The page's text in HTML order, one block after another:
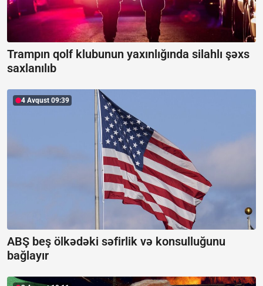
Trampın qolf klubunun yaxınlığında silahlı şəxs
saxlanılıb
4 Avqust 09:39
ABŞ beş ölkədəki səfirlik və konsulluğunu
bağlayır